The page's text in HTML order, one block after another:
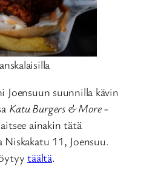
Joensuun suunnilla kävin
Katu Burgers & More-
ainakin tätä
11, Joensuu.
täältä.